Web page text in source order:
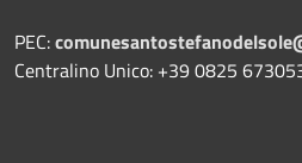
PEC:
Centralino Unico: +39 0825